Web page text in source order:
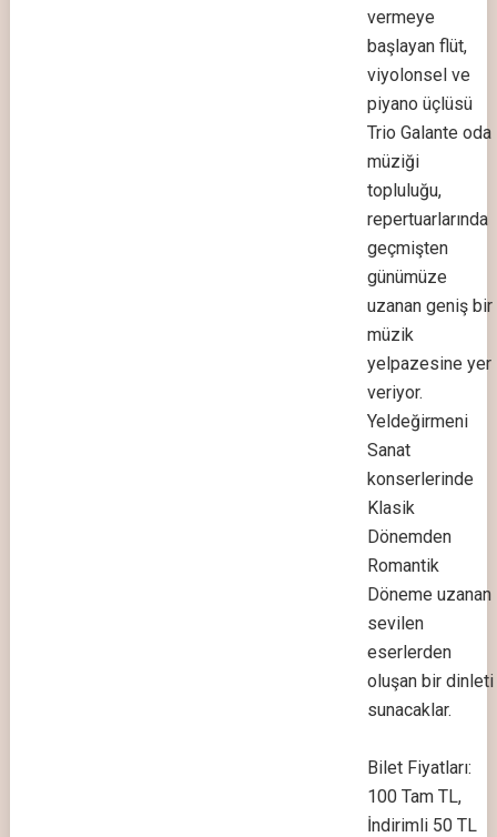
vermeye
başlayan flüt,
viyolonsel ve
piyano üçlüsü
Trio Galante oda
müziği
topluluğu,
repertuarlarında
geçmişten
günümüze
uzanan geniş bir
müzik
yelpazesine yer
veriyor.
Yeldeğirmeni
Sanat
konserlerinde
Klasik
Dönemden
Romantik
Döneme uzanan
sevilen
eserlerden
oluşan bir dinleti
sunacaklar.
Bilet Fiyatları:
100 Tam TL,
İndirimli 50 TL